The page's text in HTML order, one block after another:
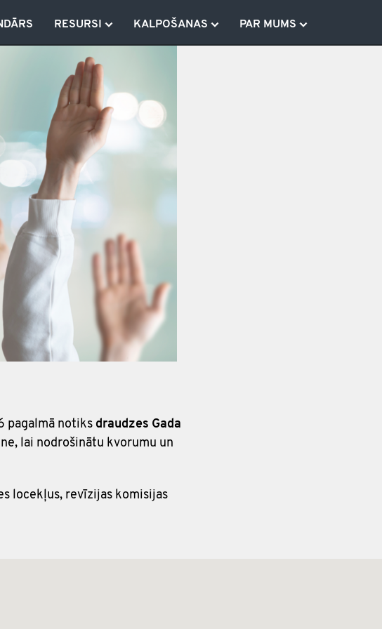
RESURSI KALPOŠANAS PAR MUMS
pagalmā notiks draudzes Gada
lai nodrošinātu kvorumu un
locekļus, revīzijas komisijas